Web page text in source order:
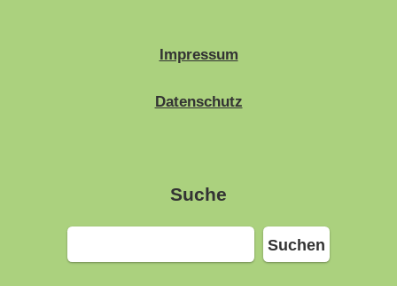
Impressum
Datenschutz
Suche
Suchen
Suchen